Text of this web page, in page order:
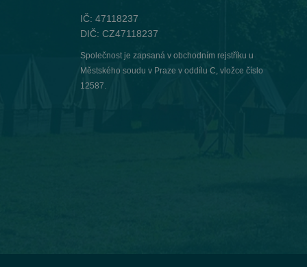
IČ: 47118237
DIČ: CZ47118237
Společnost je zapsaná v obchodním rejstříku u
Městského soudu v Praze v oddílu C, vložce číslo
12587.